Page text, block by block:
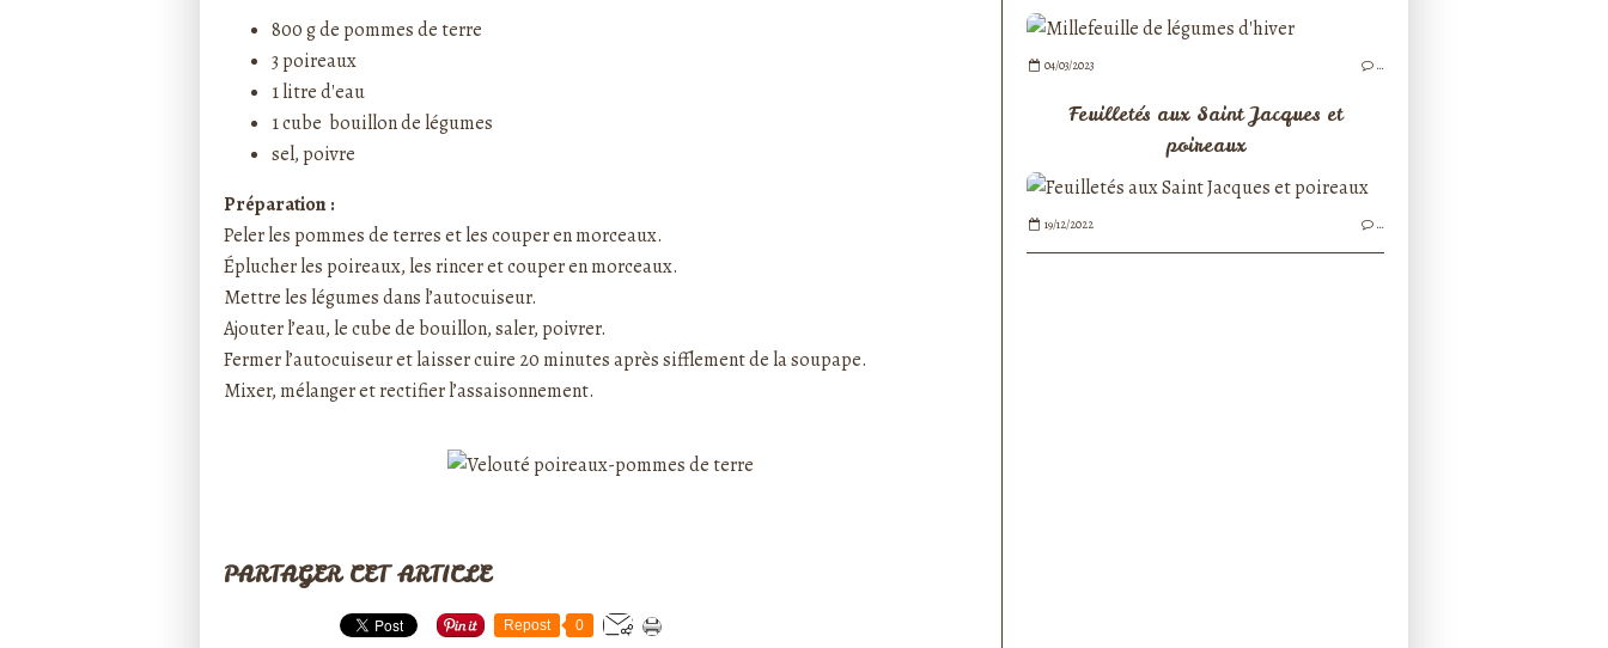
800 g de pommes de terre
3 poireaux
1 litre d'eau
1 cube bouillon de légumes
sel, poivre
Préparation :
Peler les pommes de terres et les couper en morceaux.
Éplucher les poireaux, les rincer et couper en morceaux.
Mettre les légumes dans l’autocuiseur.
Ajouter l’eau, le cube de bouillon, saler, poivrer.
Fermer l’autocuiseur et laisser cuire 20 minutes après sifflement de la soupape.
Mixer, mélanger et rectifier l’assaisonnement.
PARTAGER CET ARTICLE
Repost 0
04/03/2023 …
Feuilletés aux Saint Jacques et
poireaux
19/12/2022 …